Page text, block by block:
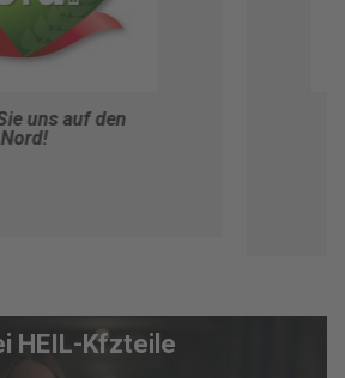
uns auf den
HEIL-Kfzteile